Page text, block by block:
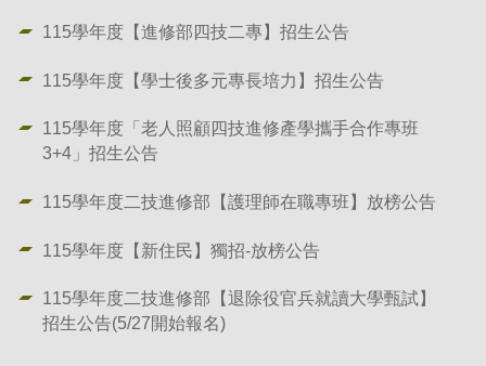
115學年度【進修部四技二專】招生公告
115學年度【學士後多元專長培力】招生公告
115學年度「老人照顧四技進修產學攜手合作專班
3+4」招生公告
115學年度二技進修部【護理師在職專班】放榜公告
115學年度【新住民】獨招-放榜公告
115學年度二技進修部【退除役官兵就讀大學甄試】
招生公告(5/27開始報名)